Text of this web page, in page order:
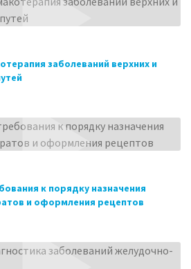
заболеваний верхних и
к порядку назначения
и оформления рецептов